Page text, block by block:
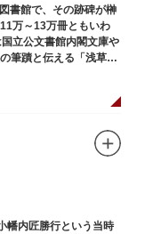
書館で、その跡碑が榊
万～13万冊ともいわ
立公文書館内閣文庫や
筆蹟と伝える「浅草文
幡内匠勝行という当時